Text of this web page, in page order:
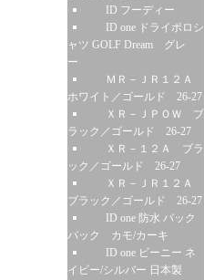
ID フーディー
ID one ドライポロシ
ャツ GOLF Dream グレ
ー
ＭＲ－ＪＲ１２Ａ
ホワイト／ゴールド 26-27
ＸＲ－ＪＰＯＷ ブ
ラック／ゴールド 26-27
ＸＲ－１２Ａ ブラ
ック／ゴールド 26-27
ＸＲ－ＪＲ１２Ａ
ブラック／ゴールド 26-27
ID one 防水 バック
パック カモ/カーキ
ID one ビーニー ネ
イビー/シルバー 日本製